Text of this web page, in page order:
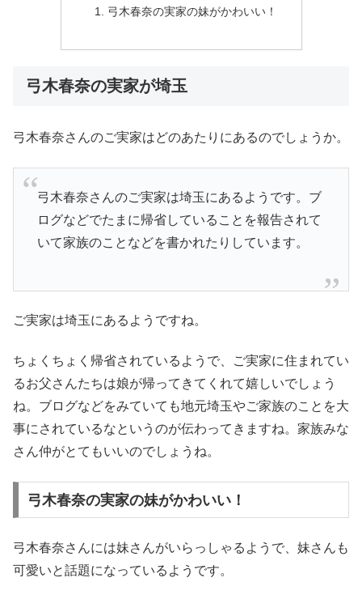
弓木春奈の実家の妹がかわいい！
弓木春奈の実家が埼玉
弓木春奈さんのご実家はどのあたりにあるのでしょうか。
弓木春奈さんのご実家は埼玉にあるようです。ブ
ログなどでたまに帰省していることを報告されて
いて家族のことなどを書かれたりしています。
ご実家は埼玉にあるようですね。
ちょくちょく帰省されているようで、ご実家に住まれてい
るお父さんたちは娘が帰ってきてくれて嬉しいでしょう
ね。ブログなどをみていても地元埼玉やご家族のことを大
事にされているなというのが伝わってきますね。家族みな
さん仲がとてもいいのでしょうね。
弓木春奈の実家の妹がかわいい！
弓木春奈さんには妹さんがいらっしゃるようで、妹さんも
可愛いと話題になっているようです。